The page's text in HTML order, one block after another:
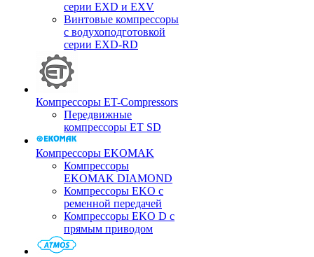
серии EXD и EXV
Винтовые компрессоры
с водухоподготовкой
серии EXD-RD
Компрессоры ET-Compressors
Передвижные
компрессоры ET SD
Компрессоры EKOMAK
Компрессоры
EKOMAK DIAMOND
Компрессоры EKO c
ременной передачей
Компрессоры EKO D с
прямым приводом